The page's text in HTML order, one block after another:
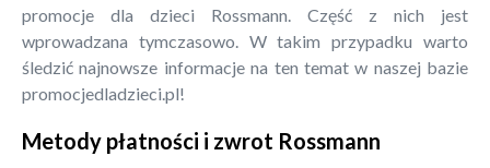
promocje dla dzieci Rossmann. Część z nich jest
wprowadzana tymczasowo. W takim przypadku warto
śledzić najnowsze informacje na ten temat w naszej bazie
promocjedladzieci.pl!
Metody płatności i zwrot Rossmann